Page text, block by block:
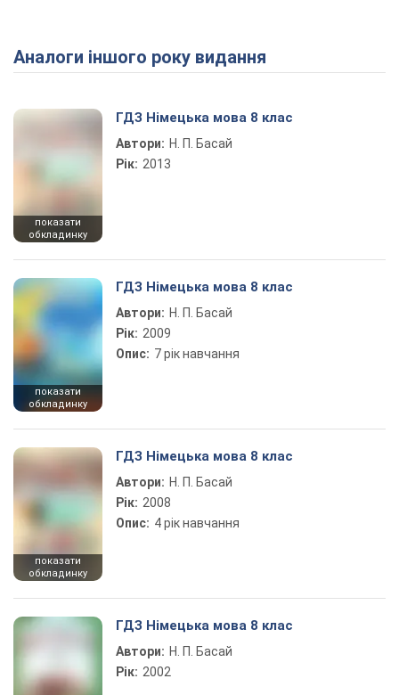
Play Video
Аналоги іншого року видання
показати
обкладинку
ГДЗ Німецька мова 8 клас
Автори: Н. П. Басай
Рік: 2013
показати
обкладинку
ГДЗ Німецька мова 8 клас
Автори: Н. П. Басай
Рік: 2009
Опис: 7 рік навчання
показати
обкладинку
ГДЗ Німецька мова 8 клас
Автори: Н. П. Басай
Рік: 2008
Опис: 4 рік навчання
ГДЗ Німецька мова 8 клас
Автори: Н. П. Басай
Рік: 2002